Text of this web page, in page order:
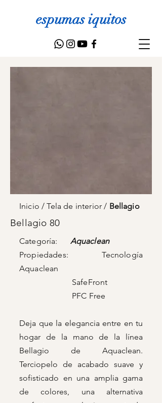
espumas iquitos
Inicio/Tela de interior/ Bellagio
Bellagio 80
Categoría: Aquaclean
Propiedades: Tecnología
Aquaclean
SafeFront
PFC Free
Deja que la elegancia entre en tu
hogar de la mano de la línea
Bellagio de Aquaclean.
Terciopelo de acabado suave y
sofisticado en una amplia gama
de colores, una alternativa